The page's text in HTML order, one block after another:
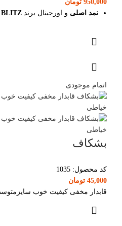
950,000 تومان
نمد اصلی و اورجینال برند BLITZ
اتمام موجودی
بشکاف
کد محصول: 1035
45,000 تومان
قابدار مخفی کیفیت خوب